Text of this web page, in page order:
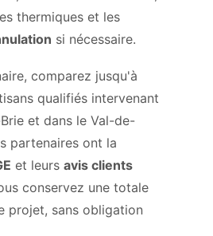
thermiques et les
si nécessaire.
comparez jusqu'à
qualifiés intervenant
et dans le Val-de-
partenaires ont la
et leurs avis clients
conservez une totale
projet, sans obligation